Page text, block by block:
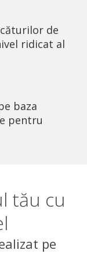
de
ridicat al
baza
pentru
tău cu
pe